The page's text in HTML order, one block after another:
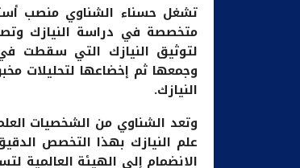
تشغل حسناء الشناوي منصب
متخصصة في دراسة النيازك
لتوثيق النيازك التي سقطت
وجمعها ثم إخضاعها لتحليلات
النيازك.
وتعد الشناوي من الشخصيات
علم النيازك بهذا التخصص